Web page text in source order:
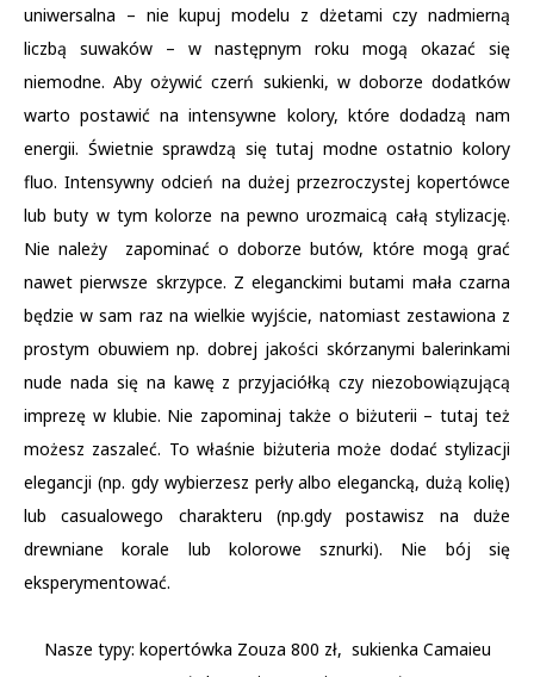
uniwersalna – nie kupuj modelu z dżetami czy nadmierną
liczbą suwaków – w następnym roku mogą okazać się
niemodne. Aby ożywić czerń sukienki, w doborze dodatków
warto postawić na intensywne kolory, które dodadzą nam
energii. Świetnie sprawdzą się tutaj modne ostatnio kolory
fluo. Intensywny odcień na dużej przezroczystej kopertówce
lub buty w tym kolorze na pewno urozmaicą całą stylizację.
Nie należy zapominać o doborze butów, które mogą grać
nawet pierwsze skrzypce. Z eleganckimi butami mała czarna
będzie w sam raz na wielkie wyjście, natomiast zestawiona z
prostym obuwiem np. dobrej jakości skórzanymi balerinkami
nude nada się na kawę z przyjaciółką czy niezobowiązującą
imprezę w klubie. Nie zapominaj także o biżuterii – tutaj też
możesz zaszaleć. To właśnie biżuteria może dodać stylizacji
elegancji (np. gdy wybierzesz perły albo elegancką, dużą kolię)
lub casualowego charakteru (np.gdy postawisz na duże
drewniane korale lub kolorowe sznurki). Nie bój się
eksperymentować.
Nasze typy: kopertówka Zouza 800 zł, sukienka Camaieu